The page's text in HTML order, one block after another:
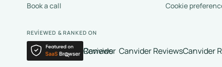
Book a call
Cookie
REVIEWED & RANKED ON
Canvider Reviews Canvider ReviewsCanvider